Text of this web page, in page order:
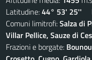
Latitudine:44° 53' 25''
Comuni limitrofi:Salza di
Villar Pellice, Sauze di
Frazioni e borgate: